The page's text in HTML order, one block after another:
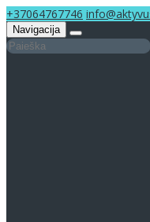
+37064767746
Navigacija